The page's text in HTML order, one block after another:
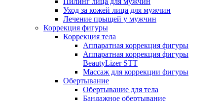
Уход за кожей лица для мужчин
Лечение прыщей у мужчин
Коррекция фигуры
Коррекция тела
Аппаратная коррекция фигуры
Аппаратная коррекция фигуры
BeautyLizer STT
Массаж для коррекции фигуры
Обертывание
Обертывание для тела
Бандажное обертывание